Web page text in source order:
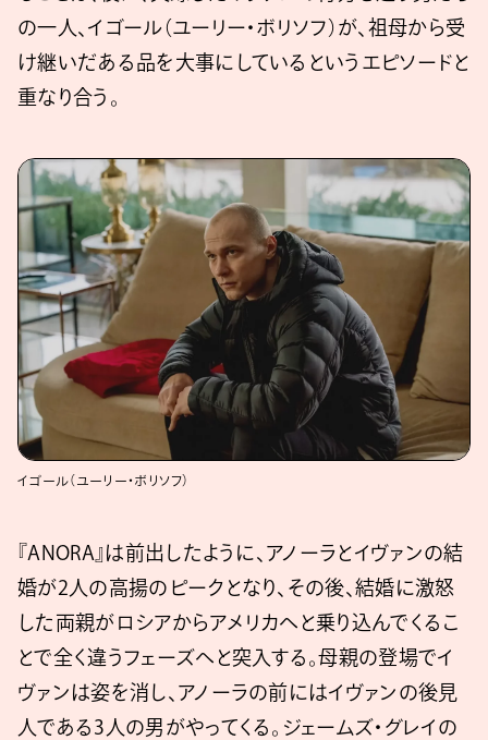
の一人、イゴール（ユーリー・ボリソフ）が、祖母から受
け継いだある品を大事にしているというエピソードと
重なり合う。
イゴール（ユーリー・ボリソフ）
『ANORA』は前出したように、アノーラとイヴァンの結
婚が2人の高揚のピークとなり、その後、結婚に激怒
した両親がロシアからアメリカへと乗り込んでくるこ
とで全く違うフェーズへと突入する。母親の登場でイ
ヴァンは姿を消し、アノーラの前にはイヴァンの後見
人である3人の男がやってくる。ジェームズ・グレイの